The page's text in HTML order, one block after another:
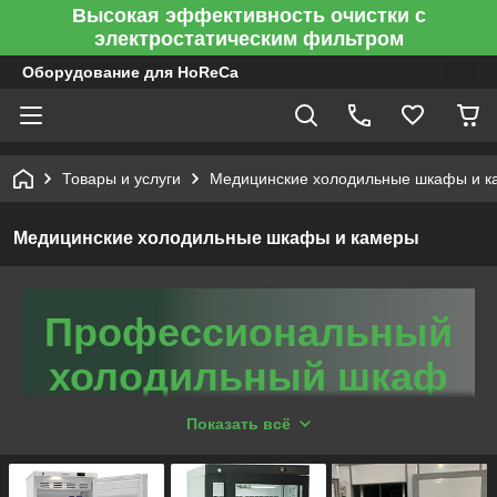
Высокая эффективность очистки с
электростатическим фильтром
Оборудование для HoReCa
Товары и услуги Медицинские холодильные шкафы и
Медицинские холодильные шкафы и камеры
Профессиональный
холодильный шкаф
для больниц и аптек
Показать всё